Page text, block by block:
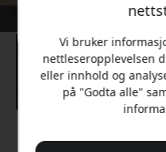
Vi bruker
nettleseropplevelsen
eller innhold og
på "Godta alle"